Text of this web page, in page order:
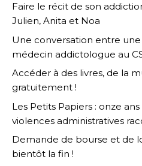
Faire le récit de son
Julien, Anita et Noa
Une conversation entre
médecin addictologue au
Accéder à des livres, de la
gratuitement !
Les Petits Papiers : onze
violences administratives
Demande de bourse et de
bientôt la fin !